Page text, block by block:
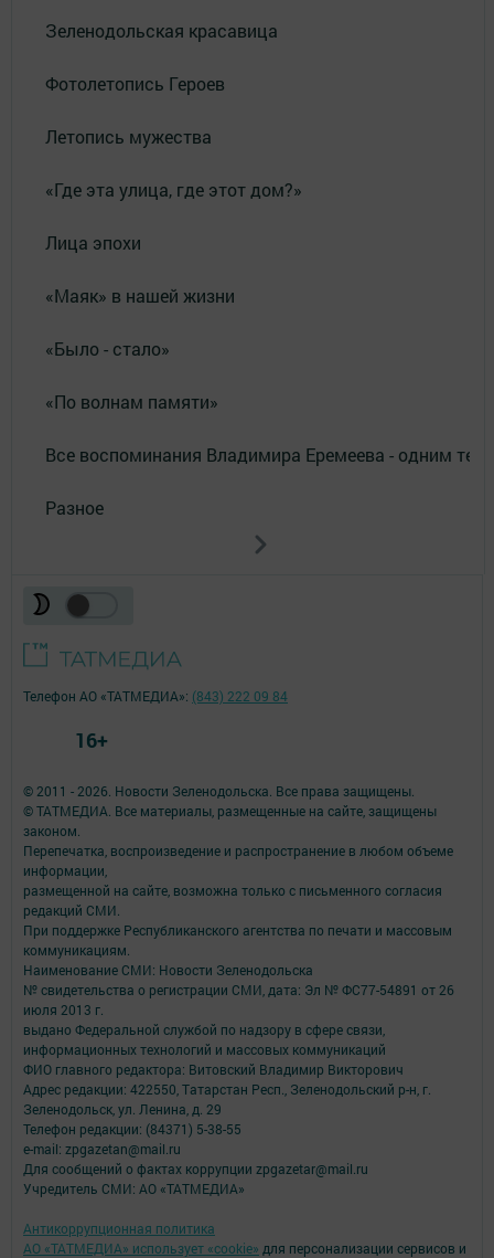
Зеленодольская красавица
Фотолетопись Героев
Летопись мужества
«Где эта улица, где этот дом?»
Лица эпохи
«Маяк» в нашей жизни
«Было - стало»
«По волнам памяти»
Все воспоминания Владимира Еремеева - одним
Разное
© 2011 - 2026. Новости Зеленодольска. Все права защищены.
© ТАТМЕДИА. Все материалы, размещенные на сайте, защищены
законом.
Перепечатка, воспроизведение и распространение в любом объеме
информации,
размещенной на сайте, возможна только с письменного согласия
редакций СМИ.
При поддержке Республиканского агентства по печати и массовым
коммуникациям.
Наименование СМИ: Новости Зеленодольска
№ свидетельства о регистрации СМИ, дата: Эл № ФС77-54891 от 26
июля 2013 г.
выдано Федеральной службой по надзору в сфере связи,
информационных технологий и массовых коммуникаций
ФИО главного редактора: Витовский Владимир Викторович
Адрес редакции: 422550, Татарстан Респ., Зеленодольский р-н, г.
Зеленодольск, ул. Ленина, д. 29
Телефон редакции: (84371) 5-38-55
e-mail: zpgazetan@mail.ru
Для сообщений о фактах коррупции zpgazetar@mail.ru
Учредитель СМИ: АО «ТАТМЕДИА»
Антикоррупционная политика
АО «ТАТМЕДИА» использует «cookie» для персонализации сервисов и
Телефон АО «ТАТМЕДИА»: (843) 222 09 84
16+